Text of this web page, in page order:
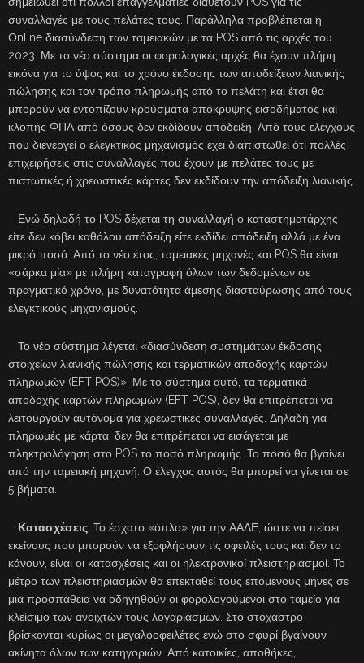
συναλλαγές με τους πελάτες τους. Παράλληλα προβλέπεται η
Οnline διασύνδεση των ταμειακών με τα POS από τις αρχές του
2023. Με το νέο σύστημα οι φορολογικές αρχές θα έχουν πλήρη
εικόνα για το ύψος και το χρόνο έκδοσης των αποδείξεων λιανικής
πώλησης και τον τρόπο πληρωμής από το πελάτη και έτσι θα
μπορούν να εντοπίζουν κρούσματα απόκρυψης εισοδήματος και
κλοπής ΦΠΑ από όσους δεν εκδίδουν απόδειξη. Από τους ελέγχους
που διενεργεί ο ελεγκτικός μηχανισμός έχει διαπιστωθεί ότι πολλές
επιχειρήσεις στις συναλλαγές που έχουν με πελάτες τους με
πιστωτικές ή χρεωστικές κάρτες δεν εκδίδουν την απόδειξη λιανικής.
Ενώ δηλαδή το POS δέχεται τη συναλλαγή ο καταστηματάρχης
είτε δεν κόβει καθόλου απόδειξη είτε εκδίδει απόδειξη αλλά με ένα
μικρό ποσό. Από το νέο έτος, ταμειακές μηχανές και POS θα είναι
«σάρκα μία» με πλήρη καταγραφή όλων των δεδομένων σε
πραγματικό χρόνο, με δυνατότητα άμεσης διασταύρωσης από τους
ελεγκτικούς μηχανισμούς.
Το νέο σύστημα λέγεται «διασύνδεση συστημάτων έκδοσης
στοιχείων λιανικής πώλησης και τερματικών αποδοχής καρτών
πληρωμών (EFT POS)». Με το σύστημα αυτό, τα τερματικά
αποδοχής καρτών πληρωμών (EFT POS), δεν θα επιτρέπεται να
λειτουργούν αυτόνομα για χρεωστικές συναλλαγές. Δηλαδή για
πληρωμές με κάρτα, δεν θα επιτρέπεται να εισάγεται με
πληκτρολόγηση στο POS το ποσό πληρωμής. Το ποσό θα βγαίνει
από την ταμειακή μηχανή. Ο έλεγχος αυτός θα μπορεί να γίνεται σε
5 βήματα:
Κατασχέσεις: Το έσχατο «όπλο» για την ΑΑΔΕ, ώστε να πείσει
εκείνους που μπορούν να εξοφλήσουν τις οφειλές τους και δεν το
κάνουν, είναι οι κατασχέσεις και οι ηλεκτρονικοί πλειστηριασμοί. Το
μέτρο των πλειστηριασμών θα επεκταθεί τους επόμενους μήνες σε
μια προσπάθεια να οδηγηθούν οι φορολογούμενοι στο ταμείο για
κλείσιμο των ανοιχτών τους λογαριασμών. Στο στόχαστρο
βρίσκονται κυρίως οι μεγαλοοφειλέτες ενώ στο σφυρί βγαίνουν
ακίνητα όλων των κατηγοριών. Από κατοικίες, αποθήκες,